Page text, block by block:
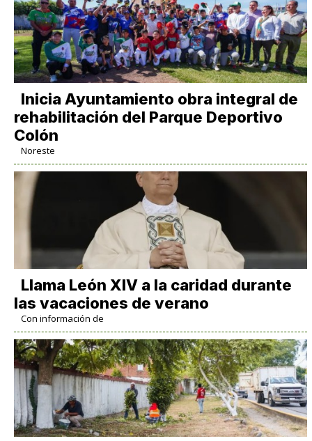
Inicia Ayuntamiento obra integral de
rehabilitación del Parque Deportivo
Colón
Noreste
Llama León XIV a la caridad durante
las vacaciones de verano
Con información de